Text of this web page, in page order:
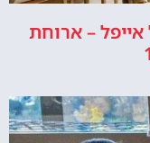
– ארוחת